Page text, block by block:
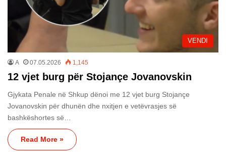
VENDI
A 07.05.2026 1,145
12 vjet burg për Stojançe Jovanovskin
Gjykata Penale në Shkup dënoi me 12 vjet burg Stojançe
Jovanovskin për dhunën dhe nxitjen e vetëvrasjes së
bashkëshortes së…
Read More »